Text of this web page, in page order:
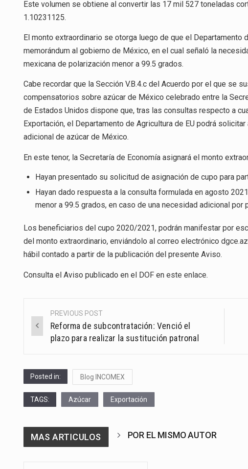
Este volumen se obtiene al convertir las 17 mil 527 toneladas
1.10231125.
El monto extraordinario se otorga luego de que el Departamento
memorándum al gobierno de México, en el cual señaló la
mexicana de polarización menor a 99.5 grados.
Cabe recordar que la Sección V.B.4.c del Acuerdo por el que se
compensatorios sobre azúcar de México celebrado entre la
de Estados Unidos dispone que, tras las consultas respecto a
Exportación, el Departamento de Agricultura de EU podrá
adicional de azúcar de México.
En este tenor, la Secretaría de Economía asignará el monto
Hayan presentado su solicitud de asignación de cupo para
Hayan dado respuesta a la consulta formulada en agosto
menor a 99.5 grados, en caso de una necesidad adicional por
Los beneficiarios del cupo 2020/2021, podrán manifestar por
del monto extraordinario, enviándolo al correo electrónico
hábil contado a partir de la publicación del presente Aviso.
Consulta el Aviso publicado en el DOF en este enlace.
Post
navigation
PREVIOUS POST
Reforma de subcontratación: Venció el
plazo para realizar la sustitución patronal
Posted in: Blog INCOMEX
TAGS: Azúcar Exportación
MAS ARTICULOS POR EL MISMO AUTOR